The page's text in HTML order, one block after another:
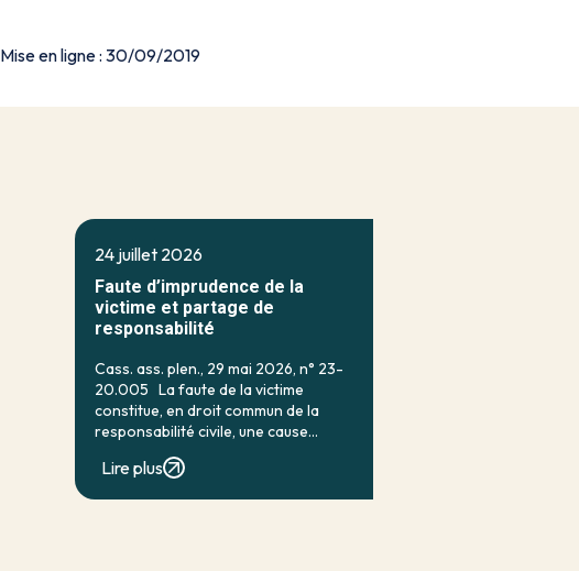
Mise en ligne : 30/09/2019
24 juillet 2026
Faute d’imprudence de la
victime et partage de
responsabilité
Cass. ass. plen., 29 mai 2026, n° 23-
20.005 La faute de la victime
constitue, en droit commun de la
responsabilité civile, une cause
classique d’exonération partielle.
Lorsqu’elle a contribué à la
Lire plus